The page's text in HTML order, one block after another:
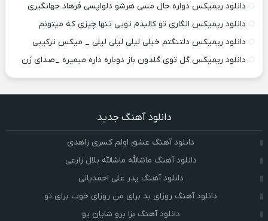
دانلود ریمیکس دواره حال مسی هرشو دلواپسی فرهاد جهانگیری
دانلود ریمیکس انگاری تو کالبدم تویی تنها چیزی که میتونم
دانلود ریمیکس دلتنگتم خیلی لیلی لیلی لیلی _ میکس ترکیبی
دانلود ریمیکس گل توی گلدون باز دوباره داره میمیره _صدای زن
دانلود آهنگ جدید
دانلود آهنگ عشق اولم کسری زاهدی
دانلود آهنگ ماشالله ماشالله بلال زارعی
دانلود آهنگ پدر علی احمدیانی
دانلود آهنگ روزای بد برای من روزای خوب برای تو
دانلود آهنگ بزا برو شایان یو